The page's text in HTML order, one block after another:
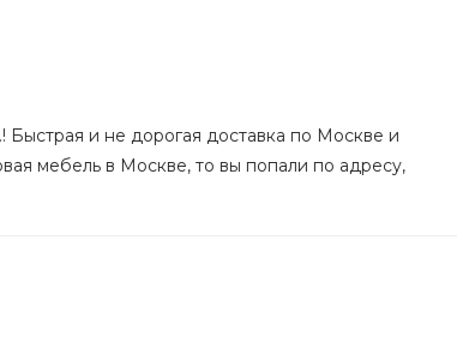
и не дорогая доставка по Москве и
мебель в Москве, то вы попали по адресу,